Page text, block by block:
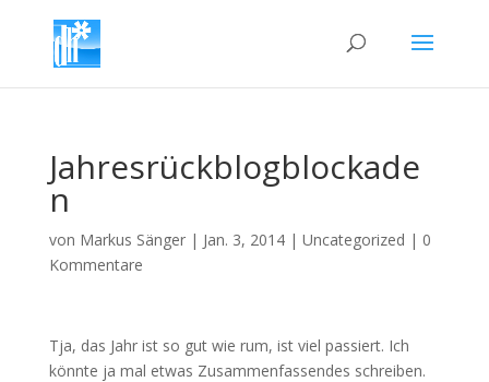
Jahresrückblogblockade
n
von Markus Sänger| Jan. 3, 2014| Uncategorized | 0
Kommentare
Tja, das Jahr ist so gut wie rum, ist viel passiert. Ich
könnte ja mal etwas Zusammenfassendes schreiben.